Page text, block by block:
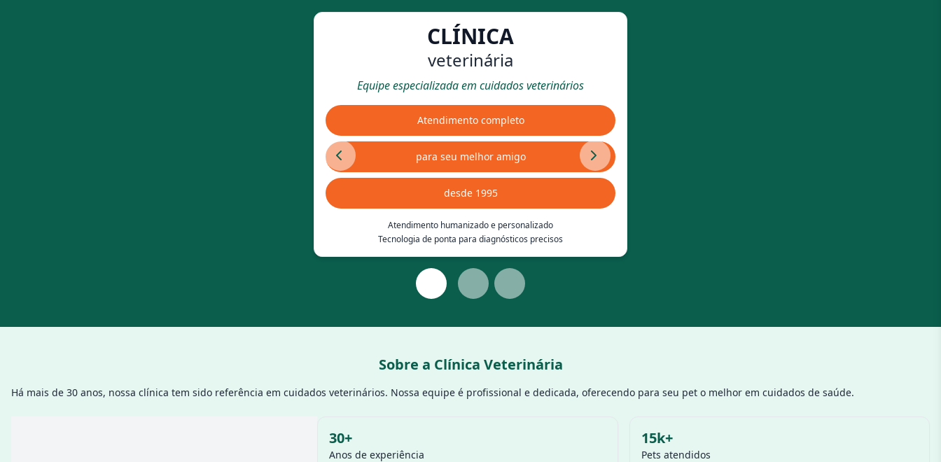
CLÍNICA
veterinária
Equipe especializada em cuidados veterinários
Atendimento completo
para seu melhor amigo
desde 1995
Atendimento humanizado e personalizado
Tecnologia de ponta para diagnósticos precisos
Sobre a Clínica Veterinária
Há mais de 30 anos, nossa clínica tem sido referência em cuidados veterinários. Nossa equipe é profissional e dedicada, oferecendo para seu pet o melhor em cuidados de saúde.
30+
Anos de experiência
15k+
Pets atendidos